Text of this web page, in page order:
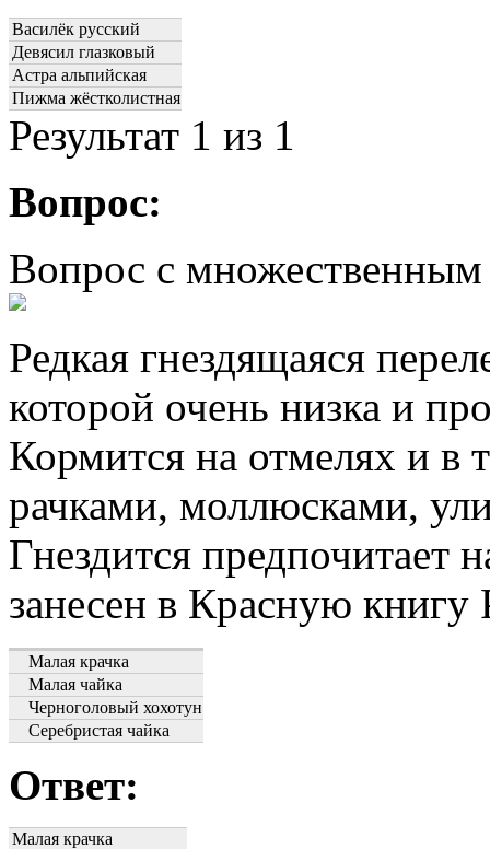
Василёк русский
Девясил глазковый
Астра альпийская
Пижма жёстколистная
Результат 1 из 1
Вопрос:
Вопрос с
Редкая гнездящаяся
которой очень низка и
Кормится на отмелях и в
рачками, моллюсками,
Гнездится предпочитает
занесен в Красную книгу
Малая крачка
Малая чайка
Черноголовый хохотун
Серебристая чайка
Ответ:
Малая крачка